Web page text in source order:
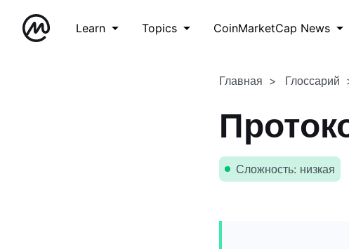
Learn Topics CoinMarketCap News
Главная Глоссарий
Сложность: низкая